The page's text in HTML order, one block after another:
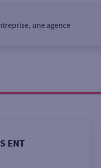
une agence
ENT